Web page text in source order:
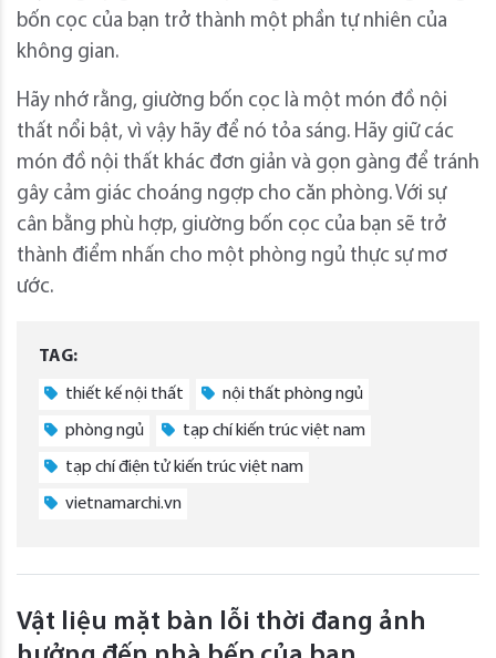
bốn cọc của bạn trở thành một phần tự nhiên của
không gian.
Hãy nhớ rằng, giường bốn cọc là một món đồ nội
thất nổi bật, vì vậy hãy để nó tỏa sáng. Hãy giữ các
món đồ nội thất khác đơn giản và gọn gàng để tránh
gây cảm giác choáng ngợp cho căn phòng. Với sự
cân bằng phù hợp, giường bốn cọc của bạn sẽ trở
thành điểm nhấn cho một phòng ngủ thực sự mơ
ước.
TAG:
thiết kế nội thất nội thất phòng ngủ
phòng ngủ tạp chí kiến trúc việt nam
tạp chí điện tử kiến trúc việt nam
vietnamarchi.vn
Vật liệu mặt bàn lỗi thời đang ảnh